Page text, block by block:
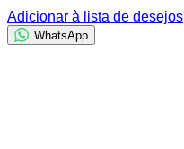
Adicionar à lista de desejos
WhatsApp